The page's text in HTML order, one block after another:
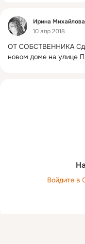
Фид
Ирина
10 апр 2018
ОТ СОБСТВЕННИКА
новом доме на улице
Войдите в